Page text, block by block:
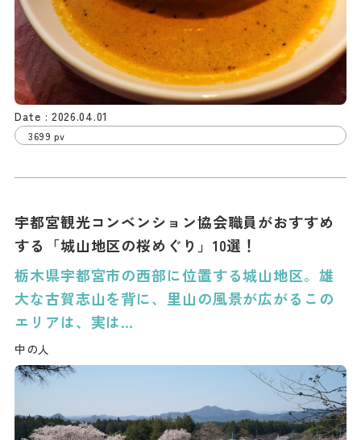
2026.04.01
3699 pv
宇都宮観光コンベンション協会職員がおすすめ
する「城山地区の桜めぐり」10選！
栃木県宇都宮市の西部に位置する城山地区。雄
大な古賀志山を背に、里山の風景が広がるこの
エリアは、実は…
中の人